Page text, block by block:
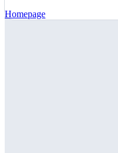
Homepage